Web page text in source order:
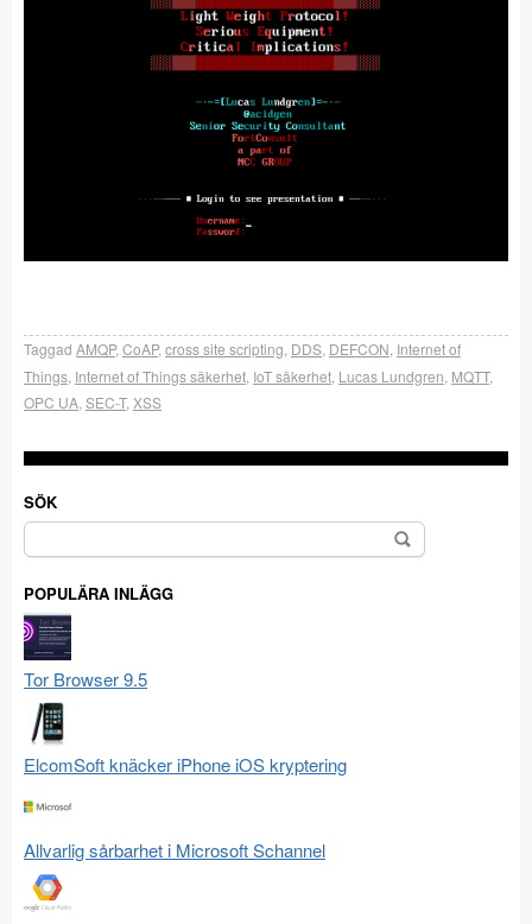
Taggad AMQP, CoAP, cross site scripting DDS DEFCON Internet of
Things Internet of Things säkerhet IoT säkerhet Lucas Lundgren MQTT,
OPC UA SEC-T, XSS
SÖK
Sök
efter:
POPULÄRA INLÄGG
Tor Browser 9.5
ElcomSoft knäcker iPhone iOS kryptering
Allvarlig sårbarhet i Microsoft Schannel